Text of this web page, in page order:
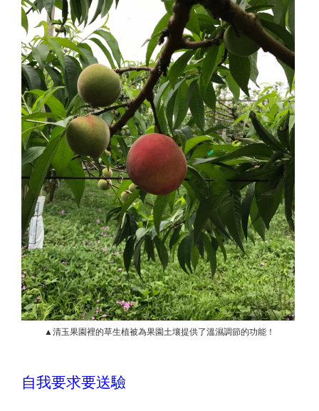
▲清玉果園裡的草生植被為果園土壤提供了溫濕調節的功能！
自我要求要送驗